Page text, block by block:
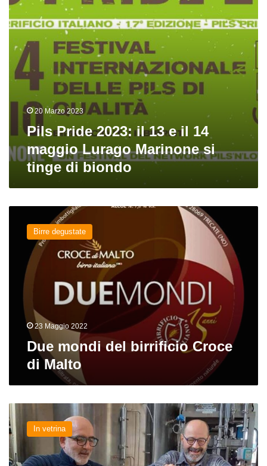
14
maggio
Lurago
Marinone
biondo
20 Marzo 2023
Pils Pride 2023: il 13 e il 14
maggio Lurago Marinone si
tinge di biondo
mondi
birrificio
Croce
Malto
Birre degustate
23 Maggio 2022
Due mondi del birrificio Croce
di Malto
Nuove
birre
in
casa
Pasturana,
In vetrina